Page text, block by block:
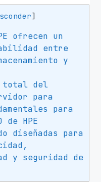
]
ofrecen un
entre
y
total del
para
para
HPE
diseñadas para
y seguridad de